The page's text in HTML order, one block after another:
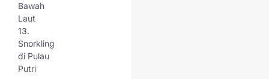
Bawah
Laut
13.
Snorkling
di Pulau
Putri